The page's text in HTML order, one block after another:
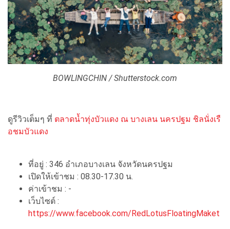
BOWLINGCHIN / Shutterstock.com
ดูรีวิวเต็มๆ ที่ ตลาดน้ำทุ่งบัวแดง ณ บางเลน นครปฐม ชิลนั่งเรื
อชมบัวแดง
ที่อยู่ : 346 อำเภอบางเลน จังหวัดนครปฐม
เปิดให้เข้าชม : 08.30-17.30 น.
ค่าเข้าชม : -
เว็บไซต์ :
https://www.facebook.com/RedLotusFloatingMaket